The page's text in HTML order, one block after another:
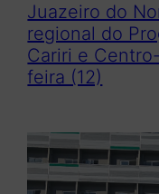
Juazeiro do
regional do
Cariri e
feira (12)